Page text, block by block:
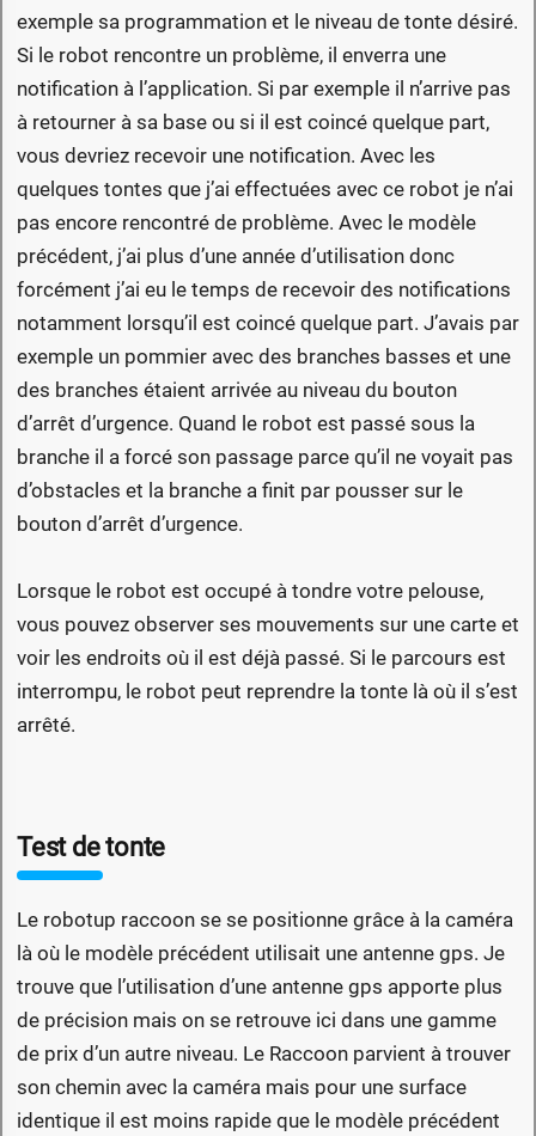
exemple sa programmation et le niveau de tonte désiré.
Si le robot rencontre un problème, il enverra une
notification à l’application. Si par exemple il n’arrive pas
à retourner à sa base ou si il est coincé quelque part,
vous devriez recevoir une notification. Avec les
quelques tontes que j’ai effectuées avec ce robot je n’ai
pas encore rencontré de problème. Avec le modèle
précédent, j’ai plus d’une année d’utilisation donc
forcément j’ai eu le temps de recevoir des notifications
notamment lorsqu’il est coincé quelque part. J’avais par
exemple un pommier avec des branches basses et une
des branches étaient arrivée au niveau du bouton
d’arrêt d’urgence. Quand le robot est passé sous la
branche il a forcé son passage parce qu’il ne voyait pas
d’obstacles et la branche a finit par pousser sur le
bouton d’arrêt d’urgence.
Lorsque le robot est occupé à tondre votre pelouse,
vous pouvez observer ses mouvements sur une carte et
voir les endroits où il est déjà passé. Si le parcours est
interrompu, le robot peut reprendre la tonte là où il s’est
arrêté.
Test de tonte
Le robotup raccoon se se positionne grâce à la caméra
là où le modèle précédent utilisait une antenne gps. Je
trouve que l’utilisation d’une antenne gps apporte plus
de précision mais on se retrouve ici dans une gamme
de prix d’un autre niveau. Le Raccoon parvient à trouver
son chemin avec la caméra mais pour une surface
identique il est moins rapide que le modèle précédent